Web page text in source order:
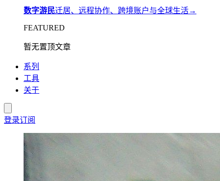
数字游民迁居、远程协作、跨境账户与全球生活→
FEATURED
暂无置顶文章
系列
工具
关于
登录订阅